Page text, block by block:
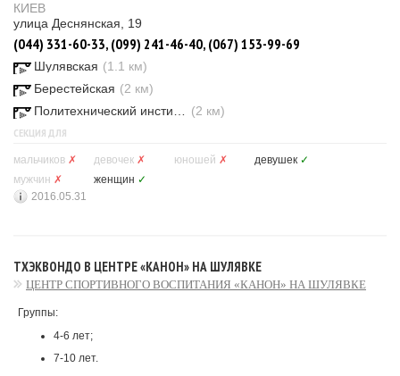
КИЕВ
улица Деснянская, 19
(044) 331-60-33, (099) 241-46-40, (067) 153-99-69
Шулявская (1.1 км)
Берестейская (2 км)
(2 км)
СЕКЦИЯ ДЛЯ
мальчиков ✗ девочек ✗ юношей ✗ девушек ✓
мужчин ✗ женщин ✓
2016.05.31
ТХЭКВОНДО В ЦЕНТРЕ «КАНОН» НА ШУЛЯВКЕ
ЦЕНТР СПОРТИВНОГО ВОСПИТАНИЯ «КАНОН» НА ШУЛЯВКЕ
Группы:
4-6 лет;
7-10 лет.